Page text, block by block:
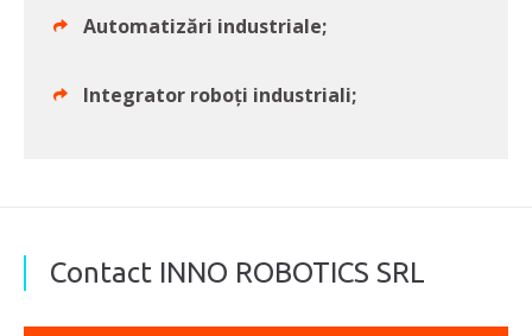
Automatizări industriale;
Integrator roboți industriali;
Contact INNO ROBOTICS SRL